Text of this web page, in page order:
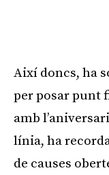
Així doncs, ha
per posar punt
amb
línia, ha
de causes